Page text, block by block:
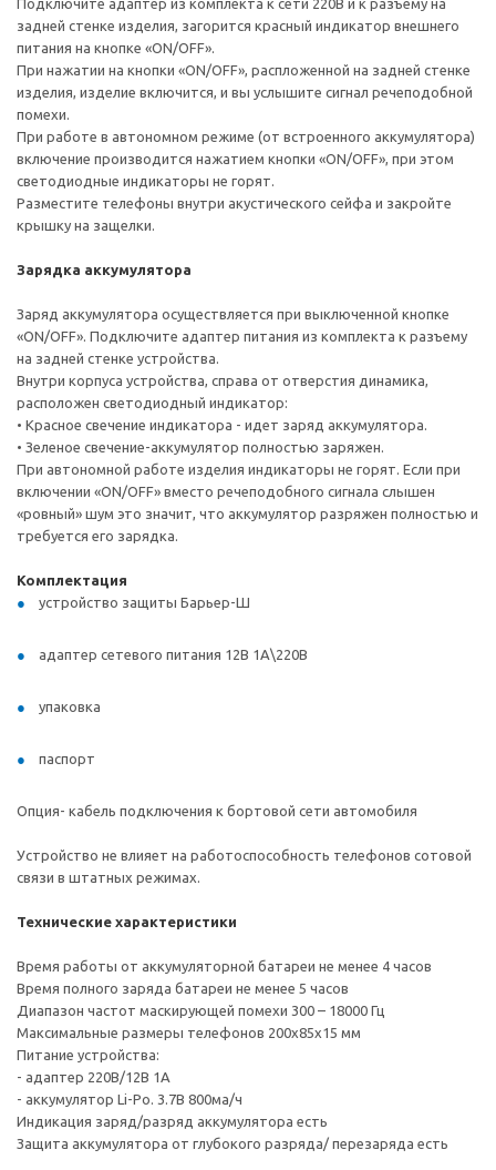
Подключите адаптер из комплекта к сети 220В и к разъему на
задней стенке изделия, загорится красный индикатор внешнего
питания на кнопке «ON/OFF».
При нажатии на кнопки «ON/OFF», распложенной на задней стенке
изделия, изделие включится, и вы услышите сигнал речеподобной
помехи.
При работе в автономном режиме (от встроенного аккумулятора)
включение производится нажатием кнопки «ON/OFF», при этом
светодиодные индикаторы не горят.
Разместите телефоны внутри акустического сейфа и закройте
крышку на защелки.
Зарядка аккумулятора
Заряд аккумулятора осуществляется при выключенной кнопке
«ON/OFF». Подключите адаптер питания из комплекта к разъему
на задней стенке устройства.
Внутри корпуса устройства, справа от отверстия динамика,
расположен светодиодный индикатор:
• Красное свечение индикатора - идет заряд аккумулятора.
• Зеленое свечение-аккумулятор полностью заряжен.
При автономной работе изделия индикаторы не горят. Если при
включении «ON/OFF» вместо речеподобного сигнала слышен
«ровный» шум это значит, что аккумулятор разряжен полностью и
требуется его зарядка.
Комплектация
устройство защиты Барьер-Ш
адаптер сетевого питания 12В 1А\220В
упаковка
паспорт
Опция- кабель подключения к бортовой сети автомобиля
Устройство не влияет на работоспособность телефонов сотовой
связи в штатных режимах.
Технические характеристики
Время работы от аккумуляторной батареи не менее 4 часов
Время полного заряда батареи не менее 5 часов
Диапазон частот маскирующей помехи 300 – 18000 Гц
Максимальные размеры телефонов 200х85х15 мм
Питание устройства:
- адаптер 220В/12В 1А
- аккумулятор Li-Po. 3.7В 800ма/ч
Индикация заряд/разряд аккумулятора есть
Защита аккумулятора от глубокого разряда/ перезаряда есть